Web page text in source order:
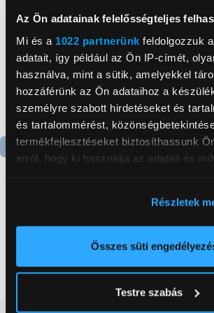
Az Ön adatainak felelősségteljes
Mi és a 1022 partnerünk feldolgozzuk
adatait, így például az Ön IP-címét,
használva, mint a sütik, amelyekkel
hozzáférünk az Ön adataihoz a
személyre szabott hirdetéseket és
és tartalommérést,
termékfejlesztéseket biztosíthassunk
arról, hogy ki használja az adatait és
elhelyezkedéséről pár méteres
Az Ön készülékén
módjairól és adja meg preferenciáit a
Részletek
Összes süti
Testre szabás
Termék adatlap
by side hűtőszekrény